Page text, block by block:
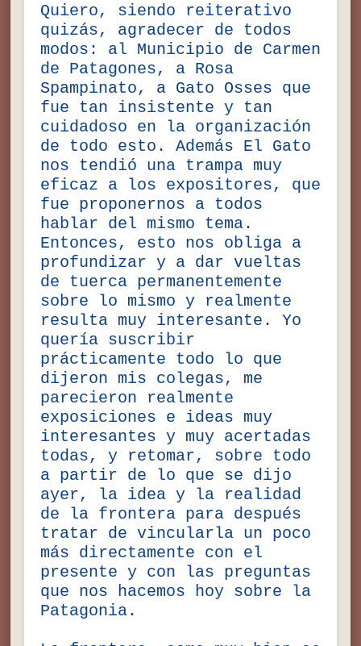
Quiero, siendo reiterativo
quizás, agradecer de todos
modos: al Municipio de Carmen
de Patagones, a Rosa
Spampinato, a Gato Osses que
fue tan insistente y tan
cuidadoso en la organización
de todo esto. Además El Gato
nos tendió una trampa muy
eficaz a los expositores, que
fue proponernos a todos
hablar del mismo tema.
Entonces, esto nos obliga a
profundizar y a dar vueltas
de tuerca permanentemente
sobre lo mismo y realmente
resulta muy interesante. Yo
quería suscribir
prácticamente todo lo que
dijeron mis colegas, me
parecieron realmente
exposiciones e ideas muy
interesantes y muy acertadas
todas, y retomar, sobre todo
a partir de lo que se dijo
ayer, la idea y la realidad
de la frontera para después
tratar de vincularla un poco
más directamente con el
presente y con las preguntas
que nos hacemos hoy sobre la
Patagonia.